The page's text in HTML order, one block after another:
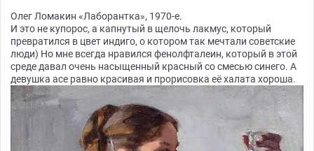
Олег Ломакин «Лаборантка», 1970-е.
И это не купорос, а капнутый в щелочь лакмус, который
превратился в цвет индиго, о котором так мечтали советские
люди) Но мне всегда нравился фенолфталеин, который в этой
среде давал очень насыщенный красный со смесью синего. А
девушка асе равно красивая и прорисовка её халата хороша.